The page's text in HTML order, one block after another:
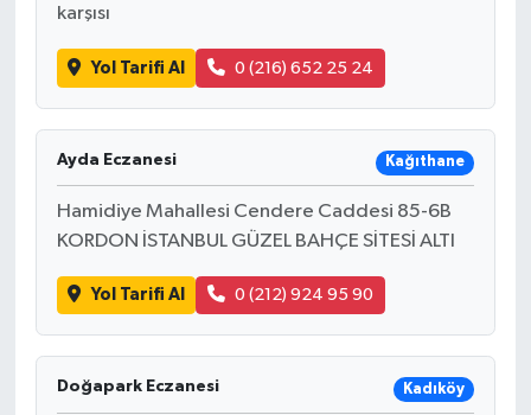
karşısı
Yol Tarifi Al 0 (216) 652 25 24
Ayda Eczanesi Kağıthane
Hamidiye Mahallesi Cendere Caddesi 85-6B
KORDON İSTANBUL GÜZEL BAHÇE SİTESİ ALTI
Yol Tarifi Al 0 (212) 924 95 90
Doğapark Eczanesi Kadıköy